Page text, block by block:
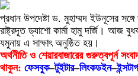
প্রধান উপদেষ্টা ড. মুহাম্মদ ইউনূসের
রাষ্ট্রদূত ড্যাশো কার্মা হামু দর্জি। আজ
যমুনায় এ সাক্ষাৎ অনুষ্ঠিত হয়।
অর্থনীতি ও শেয়ারবাজারের গুরুত্বপূর্ন
থাকুন: ফেসবুক–টুইটার–লিংকডইন–